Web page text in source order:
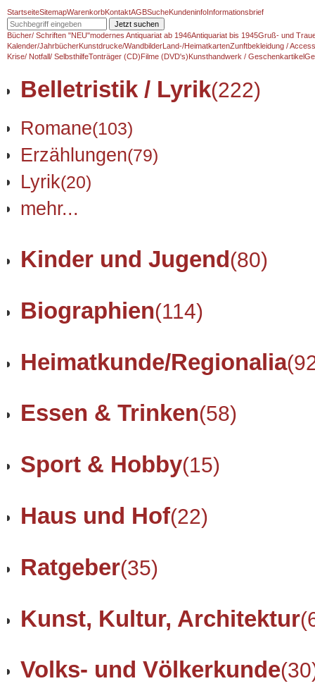
StartseiteSitemapWarenkorbKontaktAGBSucheKundeninfoInformationsbrief
Jetzt suchen
Bücher/ Schriften "NEU"modernes Antiquariat ab 1946Antiquariat bis 1945Gruß- und
Kalender/JahrbücherKunstdrucke/WandbilderLand-/HeimatkartenZunftbekleidung /
Krise/ Notfall/ SelbsthilfeTonträger (CD)Filme (DVD's)Kunsthandwerk / Geschenkartikel
Belletristik / Lyrik(222)
Romane(103)
Erzählungen(79)
Lyrik(20)
mehr...
Kinder und Jugend(80)
Biographien(114)
Heimatkunde/Regionalia
Essen & Trinken(58)
Sport & Hobby(15)
Haus und Hof(22)
Ratgeber(35)
Kunst, Kultur, Architektur
Volks- und Völkerkunde